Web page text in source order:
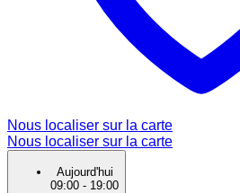
Nous localiser sur la carte
Nous localiser sur la carte
Aujourd'hui
09:00 - 19:00